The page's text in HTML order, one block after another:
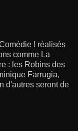
! réalisés
comme La
: les Robins des
Farrugia,
d'autres seront de